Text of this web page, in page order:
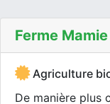
Ferme
Agriculture
De manière plus